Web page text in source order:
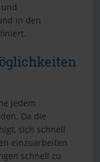
in den
jedem
Da die
sich schnell
einzuarbeiten
schnell zu